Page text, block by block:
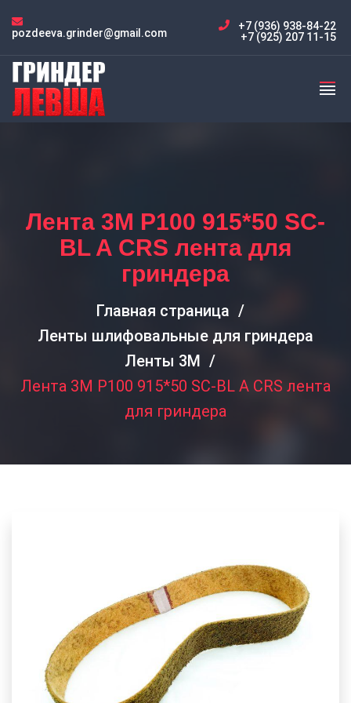
pozdeeva.grinder@gmail.com
+7 (936) 938-84-22
+7 (925) 207 11-15
Лента 3M P100 915*50 SC-
BL A CRS лента для
гриндера
Главная страница
Ленты шлифовальные для гриндера
Ленты 3M
Лента 3M P100 915*50 SC-BL A CRS лента
для гриндера